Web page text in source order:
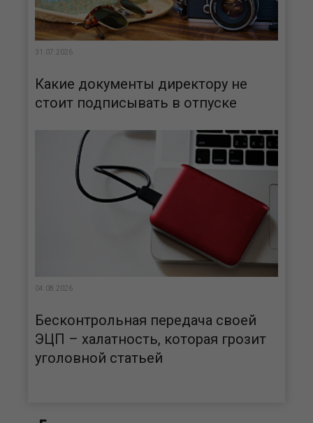
31.07.2026
Какие документы директору не
стоит подписывать в отпуске
04.08.2026
Бесконтрольная передача своей
ЭЦП – халатность, которая грозит
уголовной статьей